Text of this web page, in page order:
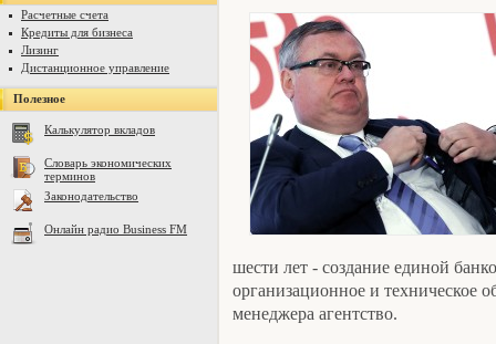
Расчетные счета
Кредиты для бизнеса
Лизинг
Дистанционное управление
Полезное
Калькулятор вкладов
Словарь экономических
терминов
Законодательство
Онлайн радио Business FM
шести лет - создание единой
организационное и техническое
менеджера агентство.